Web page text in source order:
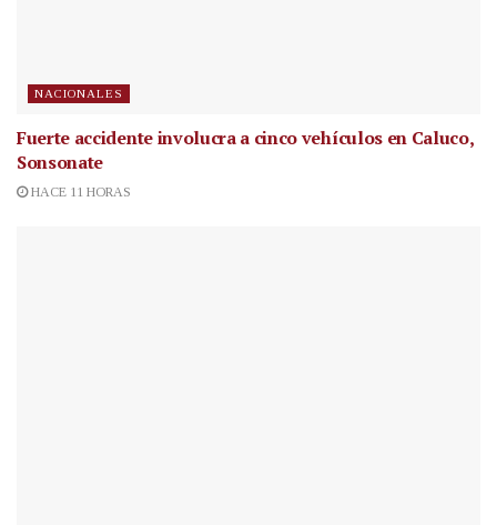
NACIONALES
Fuerte accidente involucra a cinco vehículos en Caluco,
Sonsonate
HACE 11 HORAS